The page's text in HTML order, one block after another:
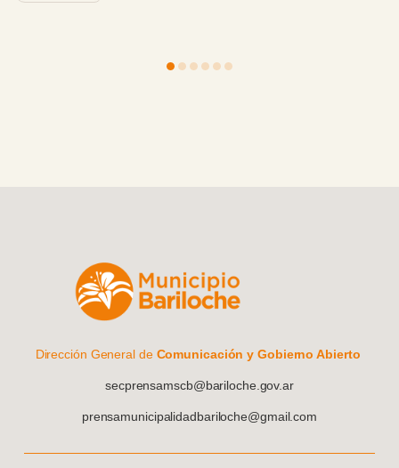
Dirección General de Comunicación y Gobierno Abierto
secprensamscb@bariloche.gov.ar
prensamunicipalidadbariloche@gmail.com